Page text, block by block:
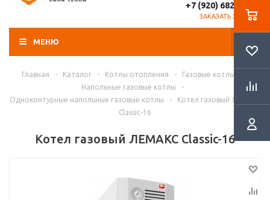
+7 (920) 682-14-25
ЗАКАЗАТЬ ЗВОНОК
МЕНЮ
Главная - Каталог - Котлы отопления - Газовые котлы
Напольные газовые котлы
-
Одноконтурные напольные газовые котлы
-
Котел газовый ЛЕМАКС
Classic-16
Котел газовый ЛЕМАКС Classic-16